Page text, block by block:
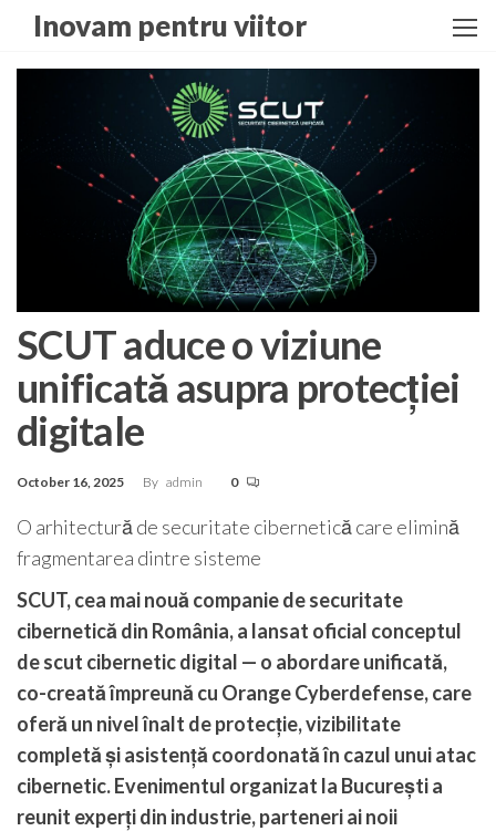
the
Inovam pentru viitor
SCUT aduce o viziune
unificată asupra protecției
digitale
October 16, 2025 By admin 0
O arhitectură de securitate cibernetică care elimină
fragmentarea dintre sisteme
SCUT, cea mai nouă companie de securitate
cibernetică din România, a lansat oficial conceptul
de scut cibernetic digital — o abordare unificată,
co-creată împreună cu Orange Cyberdefense, care
oferă un nivel înalt de protecție, vizibilitate
completă și asistență coordonată în cazul unui atac
cibernetic. Evenimentul organizat la București a
reunit experți din industrie, parteneri ai noii